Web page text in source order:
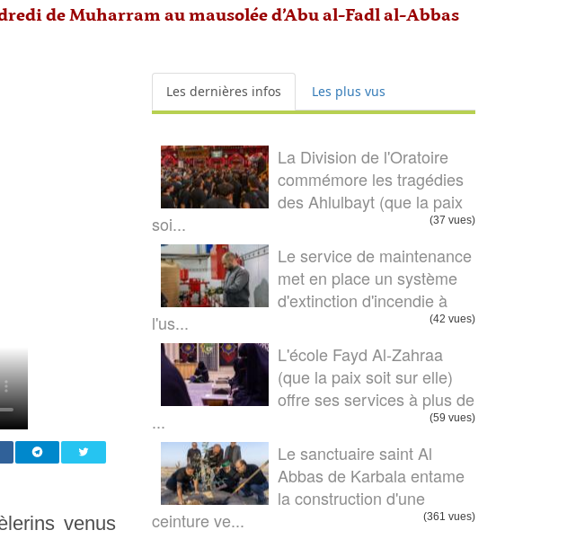
de Muharram au mausolée d’Abu al-Fadl al-Abbas
venus
Les dernières infos Les plus vus
La Division de l'Oratoire
commémore les tragédies
des Ahlulbayt (que la paix
soi...
(37 vues)
Le service de maintenance
met en place un système
d'extinction d'incendie à
l'us...
(42 vues)
L'école Fayd Al-Zahraa
(que la paix soit sur elle)
offre ses services à plus de
...
(59 vues)
Le sanctuaire saint Al
Abbas de Karbala entame
la construction d'une
ceinture ve...
(361 vues)